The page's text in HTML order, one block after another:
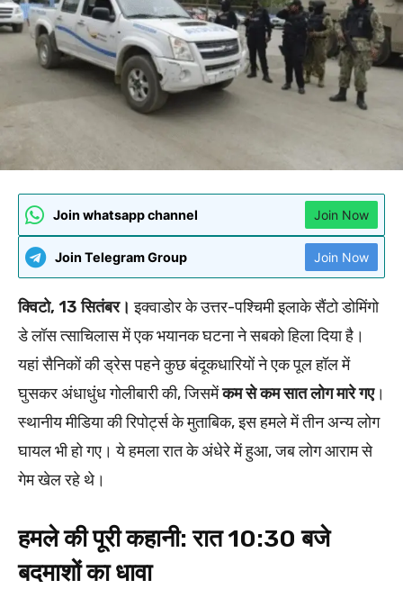
Join whatsapp channel Join Now
Join Telegram Group Join Now
क्विटो, 13 सितंबर। इक्वाडोर के उत्तर-पश्चिमी इलाके सैंटो डोमिंगो
डे लॉस त्साचिलास में एक भयानक घटना ने सबको हिला दिया है।
यहां सैनिकों की ड्रेस पहने कुछ बंदूकधारियों ने एक पूल हॉल में
घुसकर अंधाधुंध गोलीबारी की, जिसमेंकम से कम सात लोग मारे गए।
स्थानीय मीडिया की रिपोर्ट्स के मुताबिक, इस हमले में तीन अन्य लोग
घायल भी हो गए। ये हमला रात के अंधेरे में हुआ, जब लोग आराम से
गेम खेल रहे थे।
हमले की पूरी कहानी: रात 10:30 बजे
बदमाशों का धावा